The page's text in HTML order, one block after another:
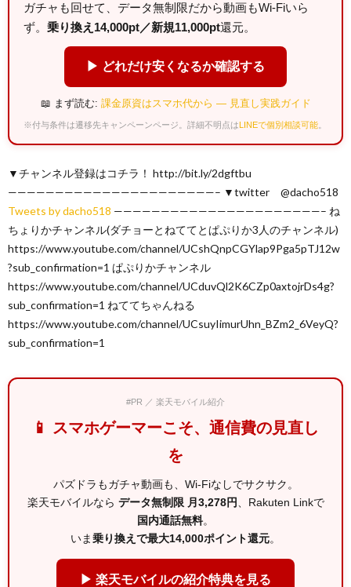
ガチャも回せて、データ無制限だから動画もWi-Fiいら
ず。 乗り換え14,000pt／新規11,000pt還元。
▶ どれだけ安くなるか確認する
📖 まず読む: 課金原資はスマホ代から — 見直し実践ガイド
※付与条件は遷移先キャンペーンページ。詳細不明点はLINEで個別相談可能
▼チャンネル登録はコチラ！ http://bit.ly/2dgftbu
——————————————————————– ▼twitter @dacho518
Tweets by dacho518 ——————————————————————– ね
ちょりかチャンネル(ダチョーとねててとぱぷりか3人のチャンネル)
https://www.youtube.com/channel/UCshQnpCGYlap9Pga5pTJ12w
?sub_confirmation=1 ぱぷりかチャンネル
https://www.youtube.com/channel/UCduvQl2K6CZp0axtojrDs4g?
sub_confirmation=1 ねててちゃんねる
https://www.youtube.com/channel/UCsuyIimurUhn_BZm2_6VeyQ?
sub_confirmation=1
#PR ／ 楽天モバイル紹介
📱 スマホゲーマーこそ、通信費の見直し
を
パズドラもガチャ動画も、Wi-Fiなしでサクサク。
楽天モバイルなら データ無制限 月3,278円 、Rakuten Linkで
国内通話無料。
いま乗り換えで最大14,000ポイント還元。
▶ 楽天モバイルの紹介特典を見る